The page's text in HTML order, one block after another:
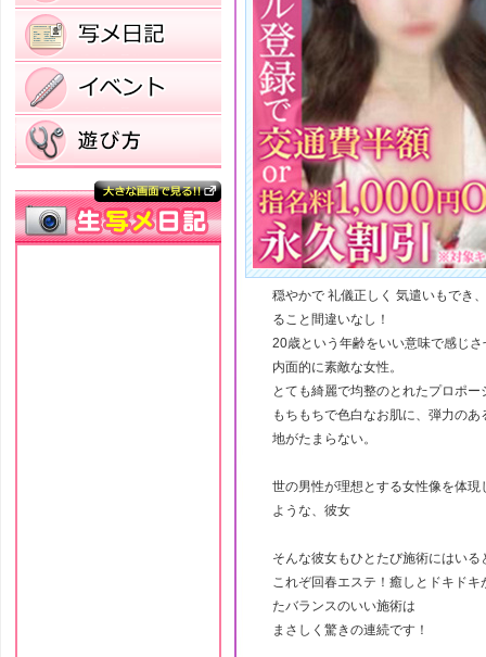
穏やかで 礼儀正しく 気遣いもでき
ること間違いなし！
20歳という年齢をいい意味で感じさ
内面的に素敵な女性。
とても綺麗で均整のとれたプロポー
もちもちで色白なお肌に、弾力のあ
地がたまらない。
世の男性が理想とする女性像を体現
ような、彼女
そんな彼女もひとたび施術にはいる
これぞ回春エステ！癒しとドキドキ
たバランスのいい施術は
まさしく驚きの連続です！